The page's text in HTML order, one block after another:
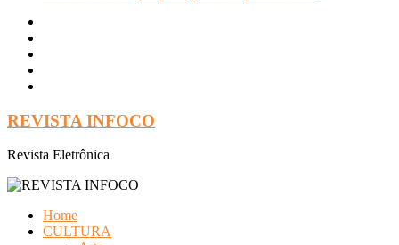
REVISTA INFOCO
Revista Eletrônica
Home
CULTURA